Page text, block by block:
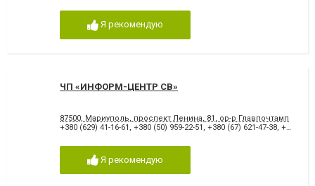
Я рекомендую
ЧП «ИНФОРМ-ЦЕНТР СВ»
87500, Мариуполь, проспект Ленина, 81, ор-р Главпочтамп
+380 (629) 41-16-61 , +380 (50) 959-22-51 , +380 (67) 621-47-38, +380 (67) 17-555-94
Я рекомендую